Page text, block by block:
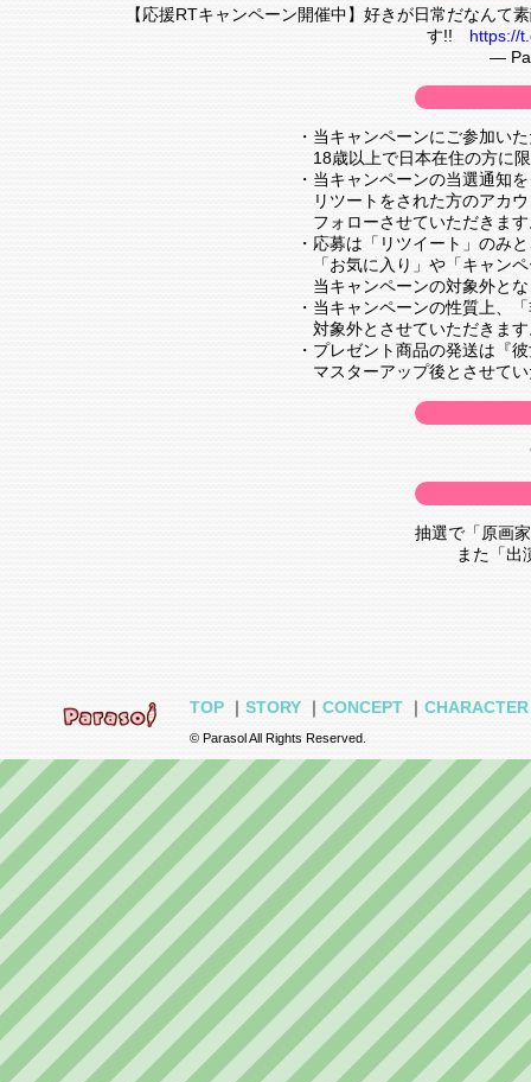
【応援RTキャンペーン開催中】好きが日常だなん
す!! https://
—
・当キャンペーンにご参加い
18歳以上で日本在住の方に
・当キャンペーンの当選通知
リツートをされた方のアカ
フォローさせていただきま
・応募は「リツイート」のみ
「お気に入り」や「キャン
当キャンペーンの対象外と
・当キャンペーンの性質上、
対象外とさせていただきま
・プレゼント商品の発送は『
マスターアップ後とさせて
抽選で「原画
また「出
TOP ｜ STORY ｜ CONCEPT ｜ CHARACTER
© Parasol All Rights Reserved.